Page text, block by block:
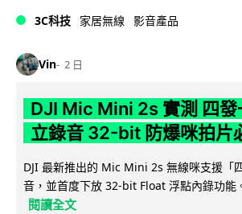
3C科技 家居無線 影音產品
Vin 2 日
DJI Mic Mini 2s 實測 四發
立錄音 32-bit 防爆咪拍片
DJI 最新推出的 Mic Mini 2s 無線咪支援「
音，並首度下放 32-bit Float 浮點內錄功能
閱讀全文